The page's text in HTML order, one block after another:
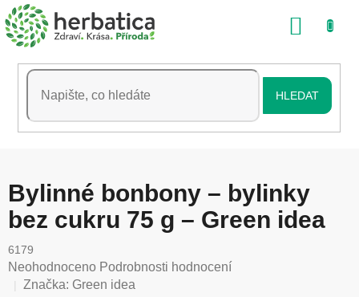
Přejít
na
obsah
HLEDAT
Bylinné bonbony – bylinky
bez cukru 75 g – Green idea
6179
Průměrné
hodnocení
Neohodnoceno Podrobnosti hodnocení
Značka: Green idea